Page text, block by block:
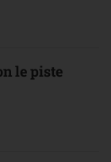
le piste